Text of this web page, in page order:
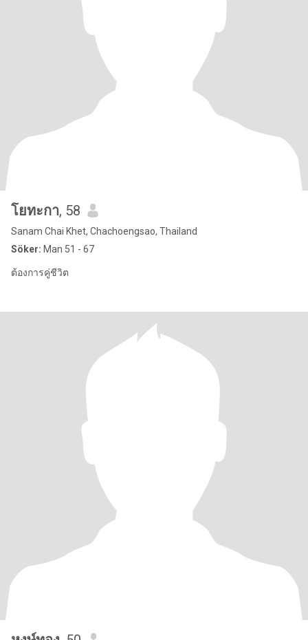
โยทะกา, 58
Sanam Chai Khet, Chachoengsao, Thailand
Söker: Man 51 - 67
ต้องการคู่ชีวิต